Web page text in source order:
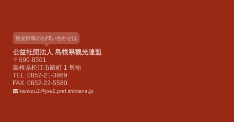
観光情報のお問い合わせは
公益社団法人 島根県観光連盟
〒690-8501
島根県松江市殿町 1 番地
TEL. 0852-21-3969
FAX. 0852-22-5580
kankou2@joe2.pref.shimane.jp